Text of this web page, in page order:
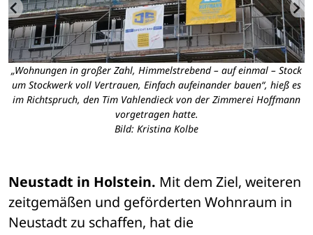
„Wohnungen in großer Zahl, Himmelstrebend – auf einmal – Stock
um Stockwerk voll Vertrauen, Einfach aufeinander bauen“, hieß es
im Richtspruch, den Tim Vahlendieck von der Zimmerei Hoffmann
vorgetragen hatte.
Bild: Kristina Kolbe
Neustadt in Holstein. Mit dem Ziel, weiteren
zeitgemäßen und geförderten Wohnraum in